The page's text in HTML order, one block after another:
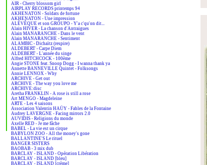
AIR - Cherry blossom girl
AIRPLAY RECORDS printemps 94
AKHENATON - Soldats de fortune
AKHENATON - Une impression
ALÉVÊQUE et son GROUPO - Y'a c'qu'on dit...
Alain HIVER - La chanson d'Antraigues
Alain MANARANCHE - Dans le vent
Alain MANARANCHE - Sentiment
ALAMBIC - Dichaïtz (respire)
ALDEBERT - Carpe Diem
ALDEBERT - L'année du singe
Alfred HITCHCOCK - 100ème
Angie STONE feat. Snoop Dogg - I wanna thank ya
Annette BANNEVILLE Quintet - Folksongs
Annie LENNOX - Why
ARCHIVE - Get out
ARCHIVE - The way you love me
ARCHIVE:disc
Aretha FRANKLIN - A rose is still a rose
Art MENGO - Magdeleine
ARTE - Les 4 saisons
Association Valentin HAÜY - Fables de la Fontaine
Audrey LAVERGNE - Facing mirrors 2.0
AUVIDIS - Religions du monde
Axelle RED - Je me fâche
BABEL - La vie est un cirque
BABYLON ZOO - All the money's gone
BALLANTINE'S Le rituel
BANGER SISTERS
BAOBAB - 3 mix dub
BARCLAY - ISLAND - Opération Libération
BARCLAY - ISLAND [bleu]
BARCLAY - ISLAND [crème]